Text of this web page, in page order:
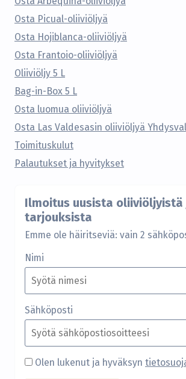
Osta Picual-oliiviöljyä
Osta Hojiblanca-oliiviöljyä
Osta Frantoio-oliiviöljyä
Oliiviöljy 5 L
Bag-in-Box 5 L
Osta luomua oliiviöljyä
Osta Las Valdesasin oliiviöljyä
Toimituskulut
Palautukset ja hyvitykset
Ilmoitus uusista oliiviöljyistä
tarjouksista
Emme ole häiritseviä: vain 2
Nimi
Sähköposti
Olen lukenut ja hyväksyn